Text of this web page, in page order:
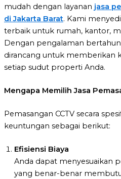
mudah dengan layanan jasa
di Jakarta Barat. Kami
terbaik untuk rumah, kantor,
Dengan pengalaman
dirancang untuk memberikan
setiap sudut properti Anda.
Mengapa Memilih Jasa
Pemasangan CCTV secara
keuntungan sebagai berikut:
Efisiensi Biaya
Anda dapat menyesuaikan
yang benar-benar